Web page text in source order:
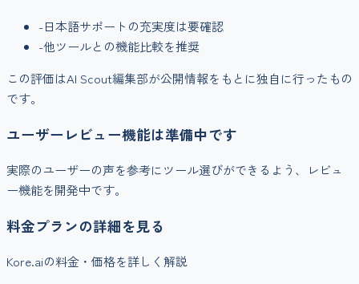
-日本語サポートの充実度は要確認
-他ツールとの機能比較を推奨
この評価はAI Scout編集部が公開情報をもとに独自に行ったもの
です。
ユーザーレビュー機能は準備中です
実際のユーザーの声を参考にツール選びができるよう、レビュ
ー機能を開発中です。
料金プランの詳細を見る
Kore.aiの料金・価格を詳しく解説